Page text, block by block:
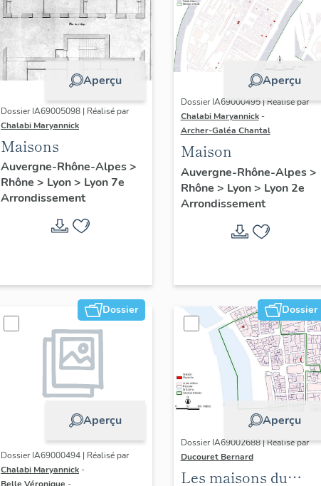
Aperçu
Dossier IA69005098 | Réalisé par
Chalabi Maryannick
Maisons
Auvergne-Rhône-Alpes>
Rhône > Lyon> Lyon 7e
Arrondissement
Aperçu
Dossier IA69000495 | Réalisé par
Chalabi Maryannick -
Archer-Galéa Chantal
Maison
Auvergne-Rhône-Alpes>
Rhône > Lyon> Lyon 2e
Arrondissement
Dossier
Aperçu
Dossier IA69000494 | Réalisé par
Chalabi Maryannick -
Dossier
Aperçu
Dossier IA69002688 | Réalisé par
Ducouret Bernard
Les maisons du